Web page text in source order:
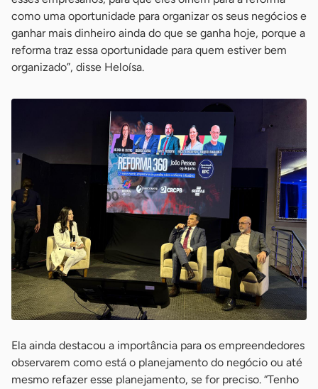
como uma oportunidade para organizar os seus negócios e
ganhar mais dinheiro ainda do que se ganha hoje, porque a
reforma traz essa oportunidade para quem estiver bem
organizado”, disse Heloísa.
Ela ainda destacou a importância para os empreendedores
observarem como está o planejamento do negócio ou até
mesmo refazer esse planejamento, se for preciso. “Tenho